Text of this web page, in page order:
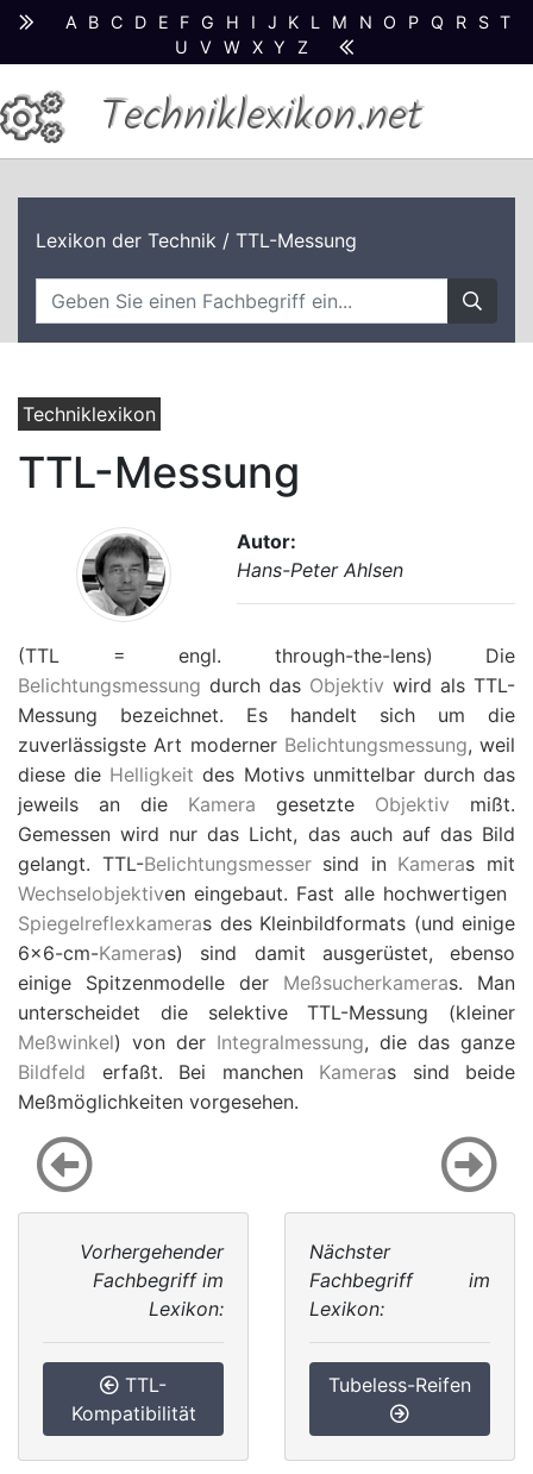
A B C D E F G H I J K L M N O P Q R S T
U
V W X Y Z
Techniklexikon.net
Lexikon der Technik / TTL-Messung
Techniklexikon
TTL-Messung
Autor:
Hans-Peter Ahlsen
(TTL = engl. through-the-lens) Die
Belichtungsmessung durch das Objektiv wird als TTL-
Messung bezeichnet. Es handelt sich um die
zuverlässigste Art moderner Belichtungsmessung, weil
diese die Helligkeit des Motivs unmittelbar durch das
jeweils an die Kamera gesetzte Objektiv mißt.
Gemessen wird nur das Licht, das auch auf das Bild
gelangt. TTL-Belichtungsmessersind in Kameras mit
Wechselobjektiven eingebaut. Fast alle hochwertigen 
Spiegelreflexkameras des Kleinbildformats (und einige
6x6-cm-Kameras) sind damit ausgerüstet, ebenso
einige Spitzenmodelle der Meßsucherkameras. Man
unterscheidet die selektive TTL-Messung (kleiner
Meßwinkel) von der Integralmessung, die das ganze
Bildfeld erfaßt. Bei manchen Kameras sind beide
Meßmöglichkeiten vorgesehen.
Vorhergehender
Fachbegriff im
Lexikon:
TTL-
Kompatibilität
Nächster
Fachbegriff im
Lexikon:
Tubeless-Reifen